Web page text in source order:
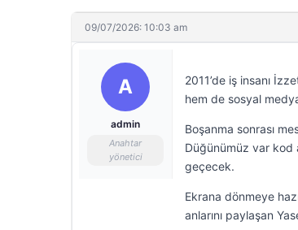
09/07/2026: 10:03 am
A
admin
Anahtar
yönetici
2011’de iş insanı
hem de sosyal
Boşanma sonrası
Düğünümüz var kod
geçecek.
Ekrana dönmeye
anlarını paylaşan